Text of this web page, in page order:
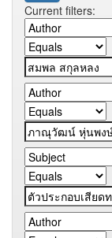
Current filters: